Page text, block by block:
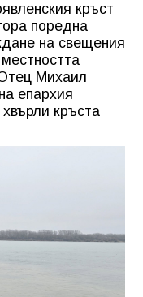
кръст
поредна
на свещения
Михаил
епархия
кръста